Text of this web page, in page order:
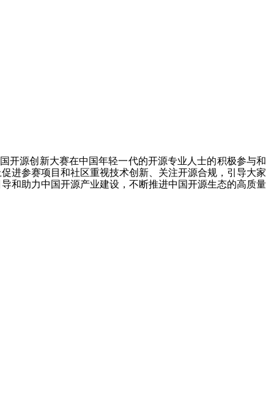
源创新大赛在中国年轻一代的开源专业人士的积极参与和
进参赛项目和社区重视技术创新、关注开源合规，引导大家
和助力中国开源产业建设，不断推进中国开源生态的高质量